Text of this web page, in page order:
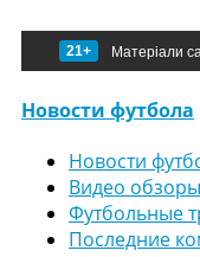
21+ Матеріали
Новости футбола
Новости
Видео
Футбольные
Последние